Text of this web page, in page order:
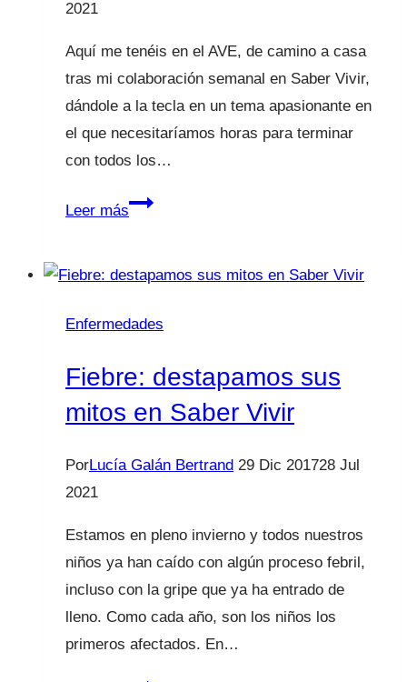
2021
Aquí me tenéis en el AVE, de camino a casa
tras mi colaboración semanal en Saber Vivir,
dándole a la tecla en un tema apasionante en
el que necesitaríamos horas para terminar
con todos los…
Leer másAlimentación
qué
hacemos
bien
de
vez
todas?
Enfermedades
Fiebre: destapamos sus
mitos en Saber Vivir
PorLucía Galán Bertrand 29 Dic 201728 Jul
2021
Estamos en pleno invierno y todos nuestros
niños ya han caído con algún proceso febril,
incluso con la gripe que ya ha entrado de
lleno. Como cada año, son los niños los
primeros afectados. En…